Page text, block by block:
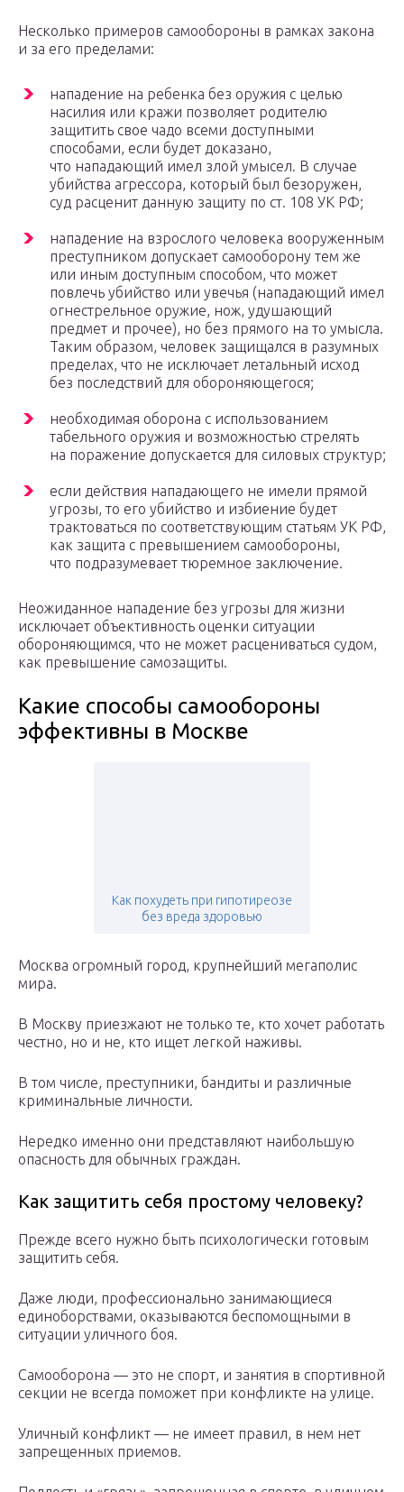
Несколько примеров самообороны в рамках закона
и за его пределами:
нападение на ребенка без оружия с целью
насилия или кражи позволяет родителю
защитить свое чадо всеми доступными
способами, если будет доказано,
что нападающий имел злой умысел. В случае
убийства агрессора, который был безоружен,
суд расценит данную защиту по ст. 108 УК РФ;
нападение на взрослого человека вооруженным
преступником допускает самооборону тем же
или иным доступным способом, что может
повлечь убийство или увечья (нападающий имел
огнестрельное оружие, нож, удушающий
предмет и прочее), но без прямого на то умысла.
Таким образом, человек защищался в разумных
пределах, что не исключает летальный исход
без последствий для обороняющегося;
необходимая оборона с использованием
табельного оружия и возможностью стрелять
на поражение допускается для силовых структур;
если действия нападающего не имели прямой
угрозы, то его убийство и избиение будет
трактоваться по соответствующим статьям УК РФ,
как защита с превышением самообороны,
что подразумевает тюремное заключение.
Неожиданное нападение без угрозы для жизни
исключает объективность оценки ситуации
обороняющимся, что не может расцениваться судом,
как превышение самозащиты.
Какие способы самообороны
эффективны в Москве
Как похудеть при гипотиреозе
без вреда здоровью
Москва огромный город, крупнейший мегаполис
мира.
В Москву приезжают не только те, кто хочет работать
честно, но и не, кто ищет легкой наживы.
В том числе, преступники, бандиты и различные
криминальные личности.
Нередко именно они представляют наибольшую
опасность для обычных граждан.
Как защитить себя простому человеку?
Прежде всего нужно быть психологически готовым
защитить себя.
Даже люди, профессионально занимающиеся
единоборствами, оказываются беспомощными в
ситуации уличного боя.
Самооборона — это не спорт, и занятия в спортивной
секции не всегда поможет при конфликте на улице.
Уличный конфликт — не имеет правил, в нем нет
запрещенных приемов.